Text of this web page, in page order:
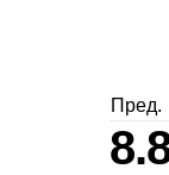
Пред.